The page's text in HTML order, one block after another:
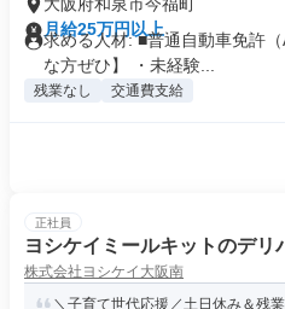
月給25万円以上
求める人材: ■普通自動車免許
な方ぜひ】 ・未経験...
残業なし 交通費支給
正社員
ヨシケイミールキットのデリ
株式会社ヨシケイ大阪南
＼子育て世代応援／土日休み＆残